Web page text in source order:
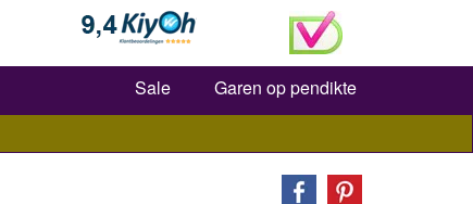
Zoeken
Sale Garen op pendikte